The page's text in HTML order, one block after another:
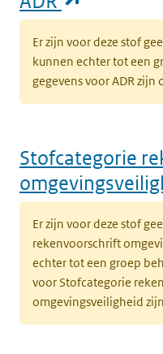
Er zijn voor deze stof
kunnen echter tot een
gegevens voor ADR zijn
Stofcategorie
Er zijn voor deze stof
rekenvoorschrift
echter tot een groep
voor Stofcategorie
omgevingsveiligheid